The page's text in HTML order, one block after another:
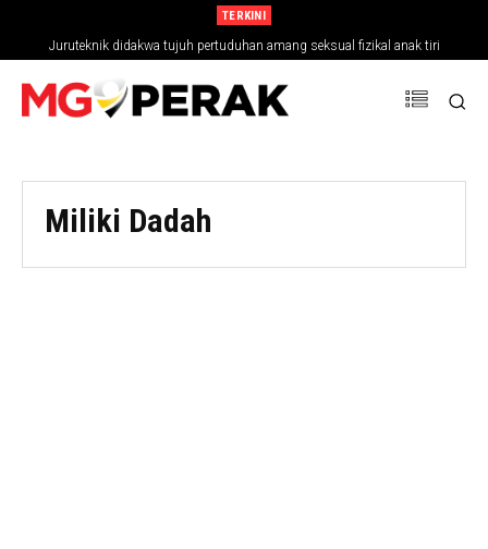
TERKINI
Juruteknik didakwa tujuh pertuduhan amang seksual fizikal anak tiri
Miliki Dadah